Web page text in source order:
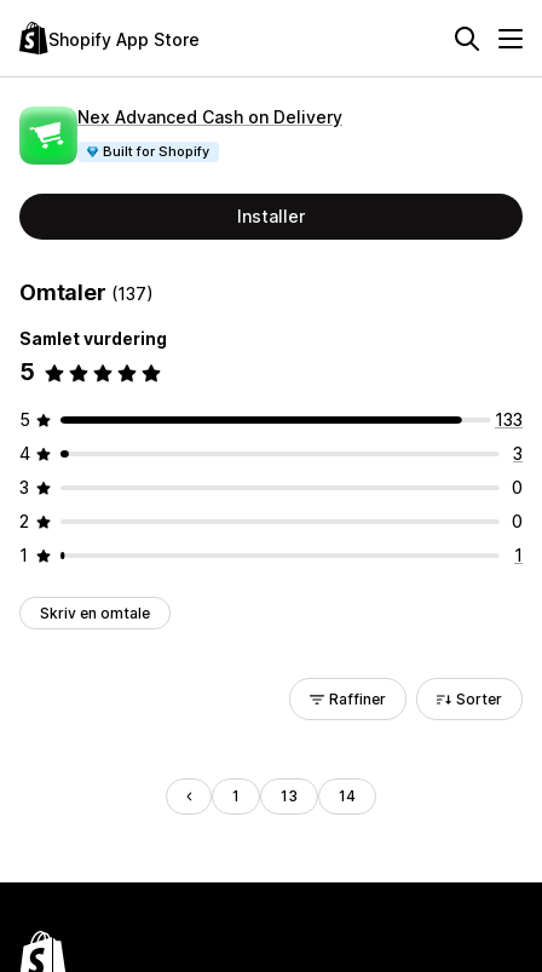
Shopify App Store
Nex Advanced Cash on Delivery
Built for Shopify
Installer
Omtaler (137)
Samlet vurdering
5
5
133
4
3
3
0
2
0
1
1
Skriv en omtale
Raffiner Sorter
1 13 14